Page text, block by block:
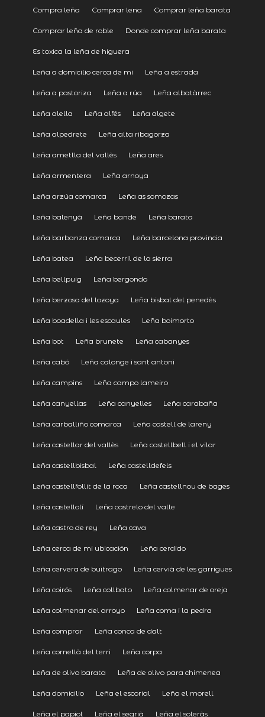
Compra leña Comprar lena Comprar leña barata
Comprar leña de roble Donde comprar leña barata
Es toxica la leña de higuera
Leña a domicilio cerca de mi Leña a estrada
Leña a pastoriza Leña a rúa Leña albatàrrec
Leña alella Leña alfés Leña algete
Leña alpedrete Leña alta ribagorza
Leña ametlla del vallès Leña ares
Leña armentera Leña arnoya
Leña arzúa comarca Leña as somozas
Leña balenyà Leña bande Leña barata
Leña barbanza comarca Leña barcelona provincia
Leña batea Leña becerril de la sierra
Leña bellpuig Leña bergondo
Leña berzosa del lozoya Leña bisbal del penedès
Leña boadella i les escaules Leña boimorto
Leña bot Leña brunete Leña cabanyes
Leña cabó Leña calonge i sant antoni
Leña campins Leña campo lameiro
Leña canyellas Leña canyelles Leña carabaña
Leña carballiño comarca Leña castell de lareny
Leña castellar del vallès Leña castellbell i el vilar
Leña castellbisbal Leña castelldefels
Leña castellfollit de la roca Leña castellnou de bages
Leña castellolí Leña castrelo del valle
Leña castro de rey Leña cava
Leña cerca de mi ubicación Leña cerdido
Leña cervera de buitrago Leña cervià de les garrigues
Leña coirós Leña collbato Leña colmenar de oreja
Leña colmenar del arroyo Leña coma i la pedra
Leña comprar Leña conca de dalt
Leña cornellà del terri Leña corpa
Leña de olivo barata Leña de olivo para chimenea
Leña domicilio Leña el escorial Leña el morell
Leña el papiol Leña el segrià Leña el soleràs